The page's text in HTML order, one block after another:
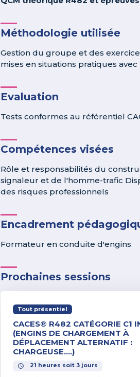
Méthodologie utilisée
Gestion du groupe et des
mises en situations pratiques
Evaluation
Tests conformes au référentiel
Compétences visées
Rôle et responsabilités du
signaleur et de l'homme-trafic
des risques professionnels
Encadrement
Formateur en conduite d'engins
Prochaines sessions
Tout présentiel
CACES® R482 CATÉGORIE C1
(ENGINS DE CHARGEMENT À
DÉPLACEMENT ALTERNATIF :
CHARGEUSE….)
21 heures soit 3 jours